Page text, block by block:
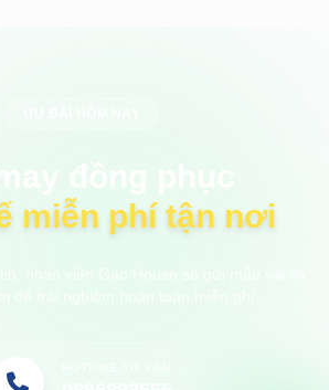
miễn phí tận nơi